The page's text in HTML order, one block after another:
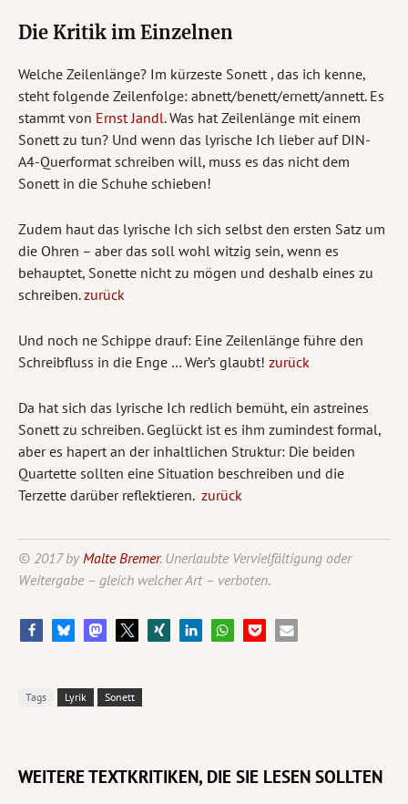
Die Kritik im Einzelnen
Welche Zeilenlänge? Im kürzeste Sonett , das ich kenne,
steht folgende Zeilenfolge: abnett/benett/ernett/annett. Es
stammt von Ernst Jandl. Was hat Zeilenlänge mit einem
Sonett zu tun? Und wenn das lyrische Ich lieber auf DIN-
A4-Querformat schreiben will, muss es das nicht dem
Sonett in die Schuhe schieben!
Zudem haut das lyrische Ich sich selbst den ersten Satz um
die Ohren – aber das soll wohl witzig sein, wenn es
behauptet, Sonette nicht zu mögen und deshalb eines zu
schreiben.zurück
Und noch ne Schippe drauf: Eine Zeilenlänge führe den
Schreibfluss in die Enge … Wer’s glaubt! zurück
Da hat sich das lyrische Ich redlich bemüht, ein astreines
Sonett zu schreiben. Geglückt ist es ihm zumindest formal,
aber es hapert an der inhaltlichen Struktur: Die beiden
Quartette sollten eine Situation beschreiben und die
Terzette darüber reflektieren. zurück
© 2017 by Malte Bremer. Unerlaubte Vervielfältigung oder
Weitergabe – gleich welcher Art – verboten.
Tags Lyrik Sonett
WEITERE TEXTKRITIKEN, DIE SIE LESEN SOLLTEN